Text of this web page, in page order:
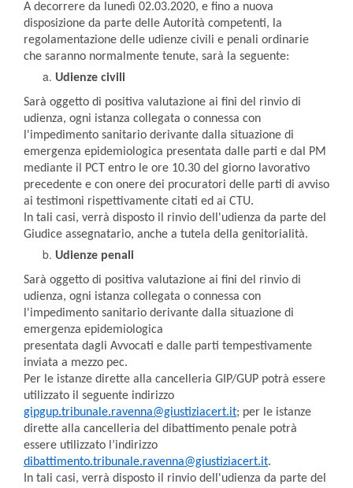
A decorrere da lunedì 02.03.2020, e fino a nuova
disposizione da parte delle Autorità competenti, la
regolamentazione delle udienze civili e penali ordinarie
che saranno normalmente tenute, sarà la seguente:
Udienze civili
Sarà oggetto di positiva valutazione ai fini del rinvio di
udienza, ogni istanza collegata o connessa con
l'impedimento sanitario derivante dalla situazione di
emergenza epidemiologica presentata dalle parti e dal PM
mediante il PCT entro le ore 10.30 del giorno lavorativo
precedente e con onere dei procuratori delle parti di avviso
ai testimoni rispettivamente citati ed ai CTU.
In tali casi, verrà disposto il rinvio dell'udienza da parte del
Giudice assegnatario, anche a tutela della genitorialità.
Udienze penali
Sarà oggetto di positiva valutazione ai fini del rinvio di
udienza, ogni istanza collegata o connessa con
l'impedimento sanitario derivante dalla situazione di
emergenza epidemiologica
presentata dagli Avvocati e dalle parti tempestivamente
inviata a mezzo pec.
Per le istanze dirette alla cancelleria GIP/GUP potrà essere
utilizzato il seguente indirizzo
gipgup.tribunale.ravenna@giustiziacert.it; per le istanze
dirette alla cancelleria del dibattimento penale potrà
essere utilizzato l’indirizzo
dibattimento.tribunale.ravenna@giustiziacert.it.
In tali casi, verrà disposto il rinvio dell'udienza da parte del